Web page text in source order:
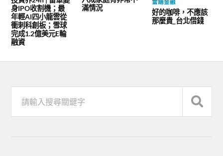
身IPO收割機；最
年輕AI四小龍雲從
衝刺科創板；雪球
完成1.2億美元E輪
融資
滿情況
當舖金融
好的咖啡，不應該
那麼貴_台北借錢